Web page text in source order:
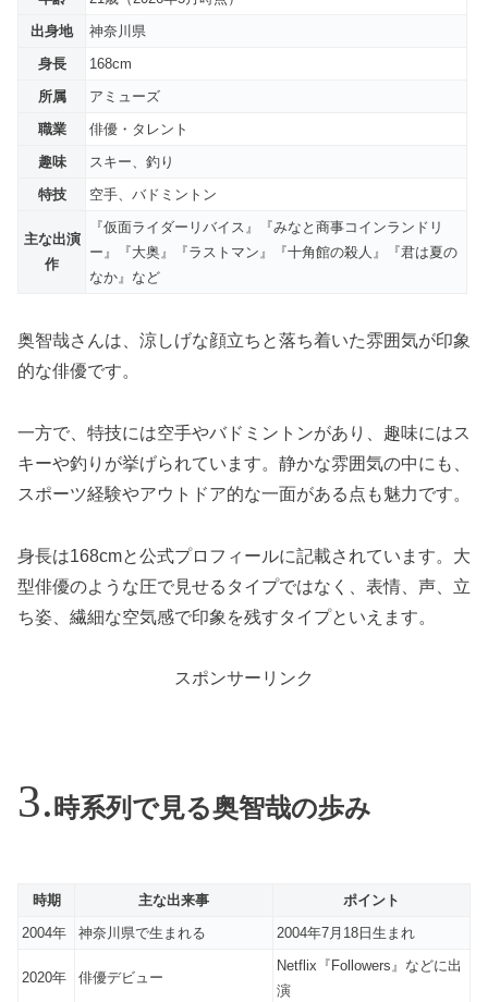
出身地
神奈川県
身長
168cm
所属
アミューズ
職業
俳優・タレント
趣味
スキー、釣り
特技
空手、バドミントン
主な出演
作
『仮面ライダーリバイス』『みなと商事コインランドリ
ー』『大奥』『ラストマン』『十角館の殺人』『君は夏の
なか』など
奥智哉さんは、涼しげな顔立ちと落ち着いた雰囲気が印象
的な俳優です。
一方で、特技には空手やバドミントンがあり、趣味にはス
キーや釣りが挙げられています。静かな雰囲気の中にも、
スポーツ経験やアウトドア的な一面がある点も魅力です。
身長は168cmと公式プロフィールに記載されています。大
型俳優のような圧で見せるタイプではなく、表情、声、立
ち姿、繊細な空気感で印象を残すタイプといえます。
スポンサーリンク
時系列で見る奥智哉の歩み
時期 主な出来事
ポイント
2004年
神奈川県で生まれる 2004年7月18日生まれ
2020年 俳優デビュー
Netflix『Followers』などに出
演